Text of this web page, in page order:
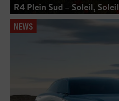
R4 Plein Sud – Soleil, Soleil
NEWS